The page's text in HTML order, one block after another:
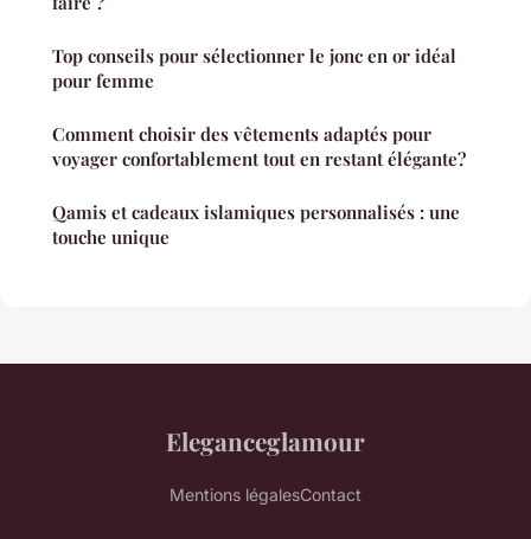
Top conseils pour sélectionner le jonc en or idéal
pour femme
Comment choisir des vêtements adaptés pour
voyager confortablement tout en restant élégante?
Qamis et cadeaux islamiques personnalisés : une
touche unique
Eleganceglamour
Mentions légalesContact